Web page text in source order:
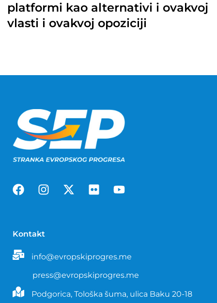
platformi kao alternativi i ovakvoj
vlasti i ovakvoj opoziciji
Kontakt
info@evropskiprogres.me
press@evropskiprogres.me
Podgorica, Tološka šuma, ulica Baku 20-18